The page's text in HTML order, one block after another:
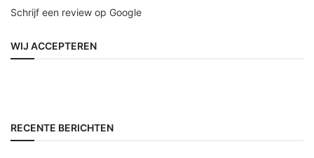
Schrijf een review op Google
WIJ ACCEPTEREN
RECENTE BERICHTEN